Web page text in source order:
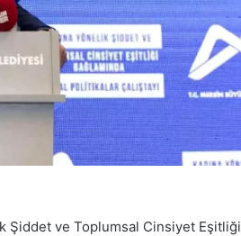
Şiddet ve Toplumsal Cinsiyet Eşitliği